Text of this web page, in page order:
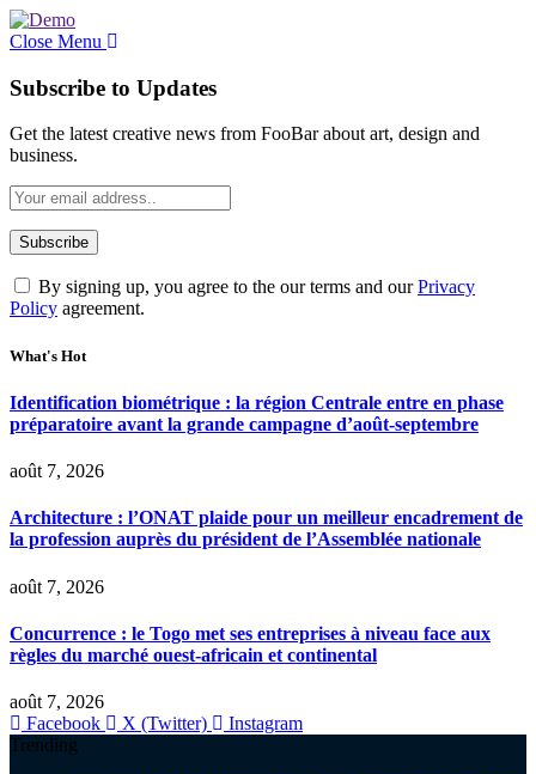
Close Menu
Subscribe to Updates
Get the latest creative news from FooBar about art, design and
business.
By signing up, you agree to the our terms and ourPrivacy
Policy agreement.
What's Hot
Identification biométrique : la région Centrale entre en phase
préparatoire avant la grande campagne d’août-septembre
août 7, 2026
Architecture : l’ONAT plaide pour un meilleur encadrement de
la profession auprès du président de l’Assemblée nationale
août 7, 2026
Concurrence : le Togo met ses entreprises à niveau face aux
règles du marché ouest-africain et continental
août 7, 2026
Facebook
X (Twitter)
Instagram
Trending